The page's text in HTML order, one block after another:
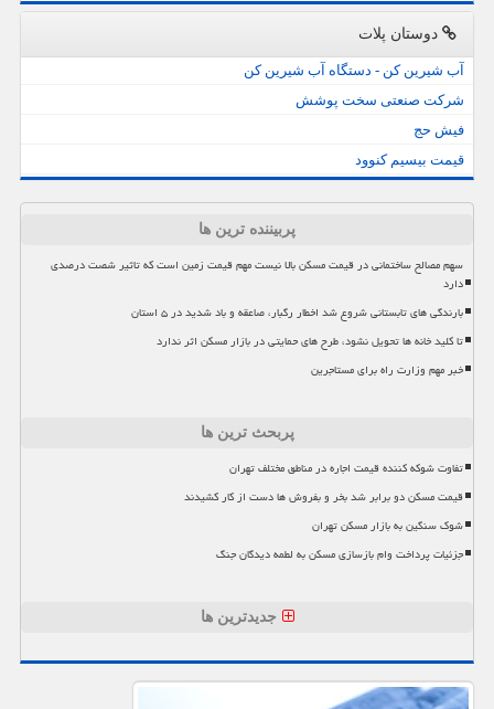
دوستان پلات
آب شیرین کن - دستگاه آب شیرین کن
شرکت صنعتی سخت پوشش
فیش حج
قیمت بیسیم کنوود
پربیننده ترین ها
سهم مصالح ساختمانی در قیمت مسکن بالا نیست مهم قیمت زمین است که تاثیر شصت درصدی
دارد
بارندگی های تابستانی شروع شد اخطار رگبار، صاعقه و باد شدید در ۵ استان
تا کلید خانه ها تحویل نشود، طرح های حمایتی در بازار مسکن اثر ندارد
خبر مهم وزارت راه برای مستاجرین
پربحث ترین ها
تفاوت شوکه کننده قیمت اجاره در مناطق مختلف تهران
قیمت مسکن دو برابر شد بخر و بفروش ها دست از کار کشیدند
شوک سنگین به بازار مسکن تهران
جزئیات پرداخت وام بازسازی مسکن به لطمه دیدگان جنگ
جدیدترین ها